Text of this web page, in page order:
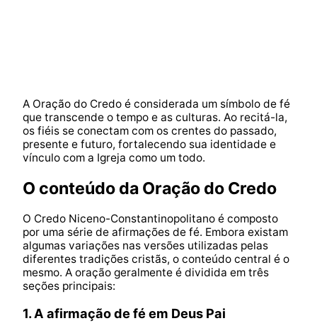
A Oração do Credo é considerada um símbolo de fé
que transcende o tempo e as culturas. Ao recitá-la,
os fiéis se conectam com os crentes do passado,
presente e futuro, fortalecendo sua identidade e
vínculo com a Igreja como um todo.
O conteúdo da Oração do Credo
O Credo Niceno-Constantinopolitano é composto
por uma série de afirmações de fé. Embora existam
algumas variações nas versões utilizadas pelas
diferentes tradições cristãs, o conteúdo central é o
mesmo. A oração geralmente é dividida em três
seções principais:
1. A afirmação de fé em Deus Pai